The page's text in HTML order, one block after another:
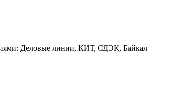
Деловые линии, КИТ, СДЭК, Байкал